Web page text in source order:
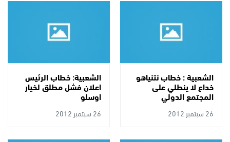
الشعبية : خطاب نتنياهو
خداع لا ينطلي على
المجتمع الدولي
26 سبتمبر 2012
الشعبية: خطاب الرئيس
اعلان فشل مطلق لخيار
اوسلو
26 سبتمبر 2012